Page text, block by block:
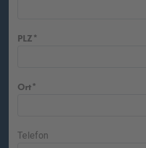
PLZ
Ort
Telefon